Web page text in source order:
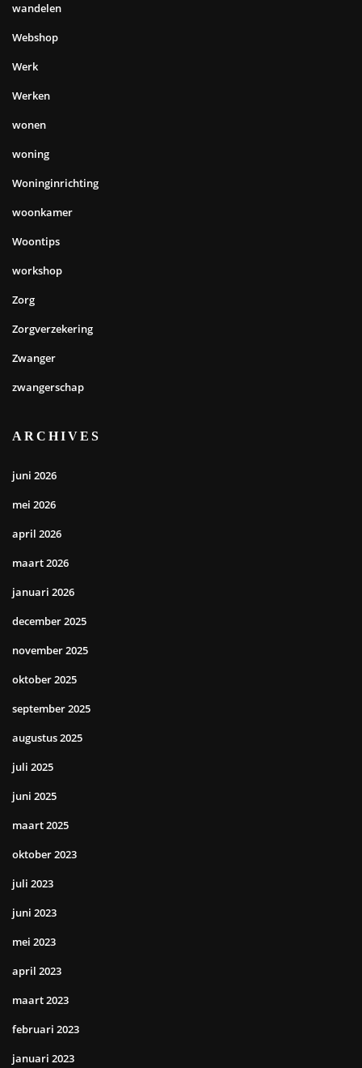
wandelen
Webshop
Werk
Werken
wonen
woning
Woninginrichting
woonkamer
Woontips
workshop
Zorg
Zorgverzekering
Zwanger
zwangerschap
ARCHIVES
juni 2026
mei 2026
april 2026
maart 2026
januari 2026
december 2025
november 2025
oktober 2025
september 2025
augustus 2025
juli 2025
juni 2025
maart 2025
oktober 2023
juli 2023
juni 2023
mei 2023
april 2023
maart 2023
februari 2023
januari 2023